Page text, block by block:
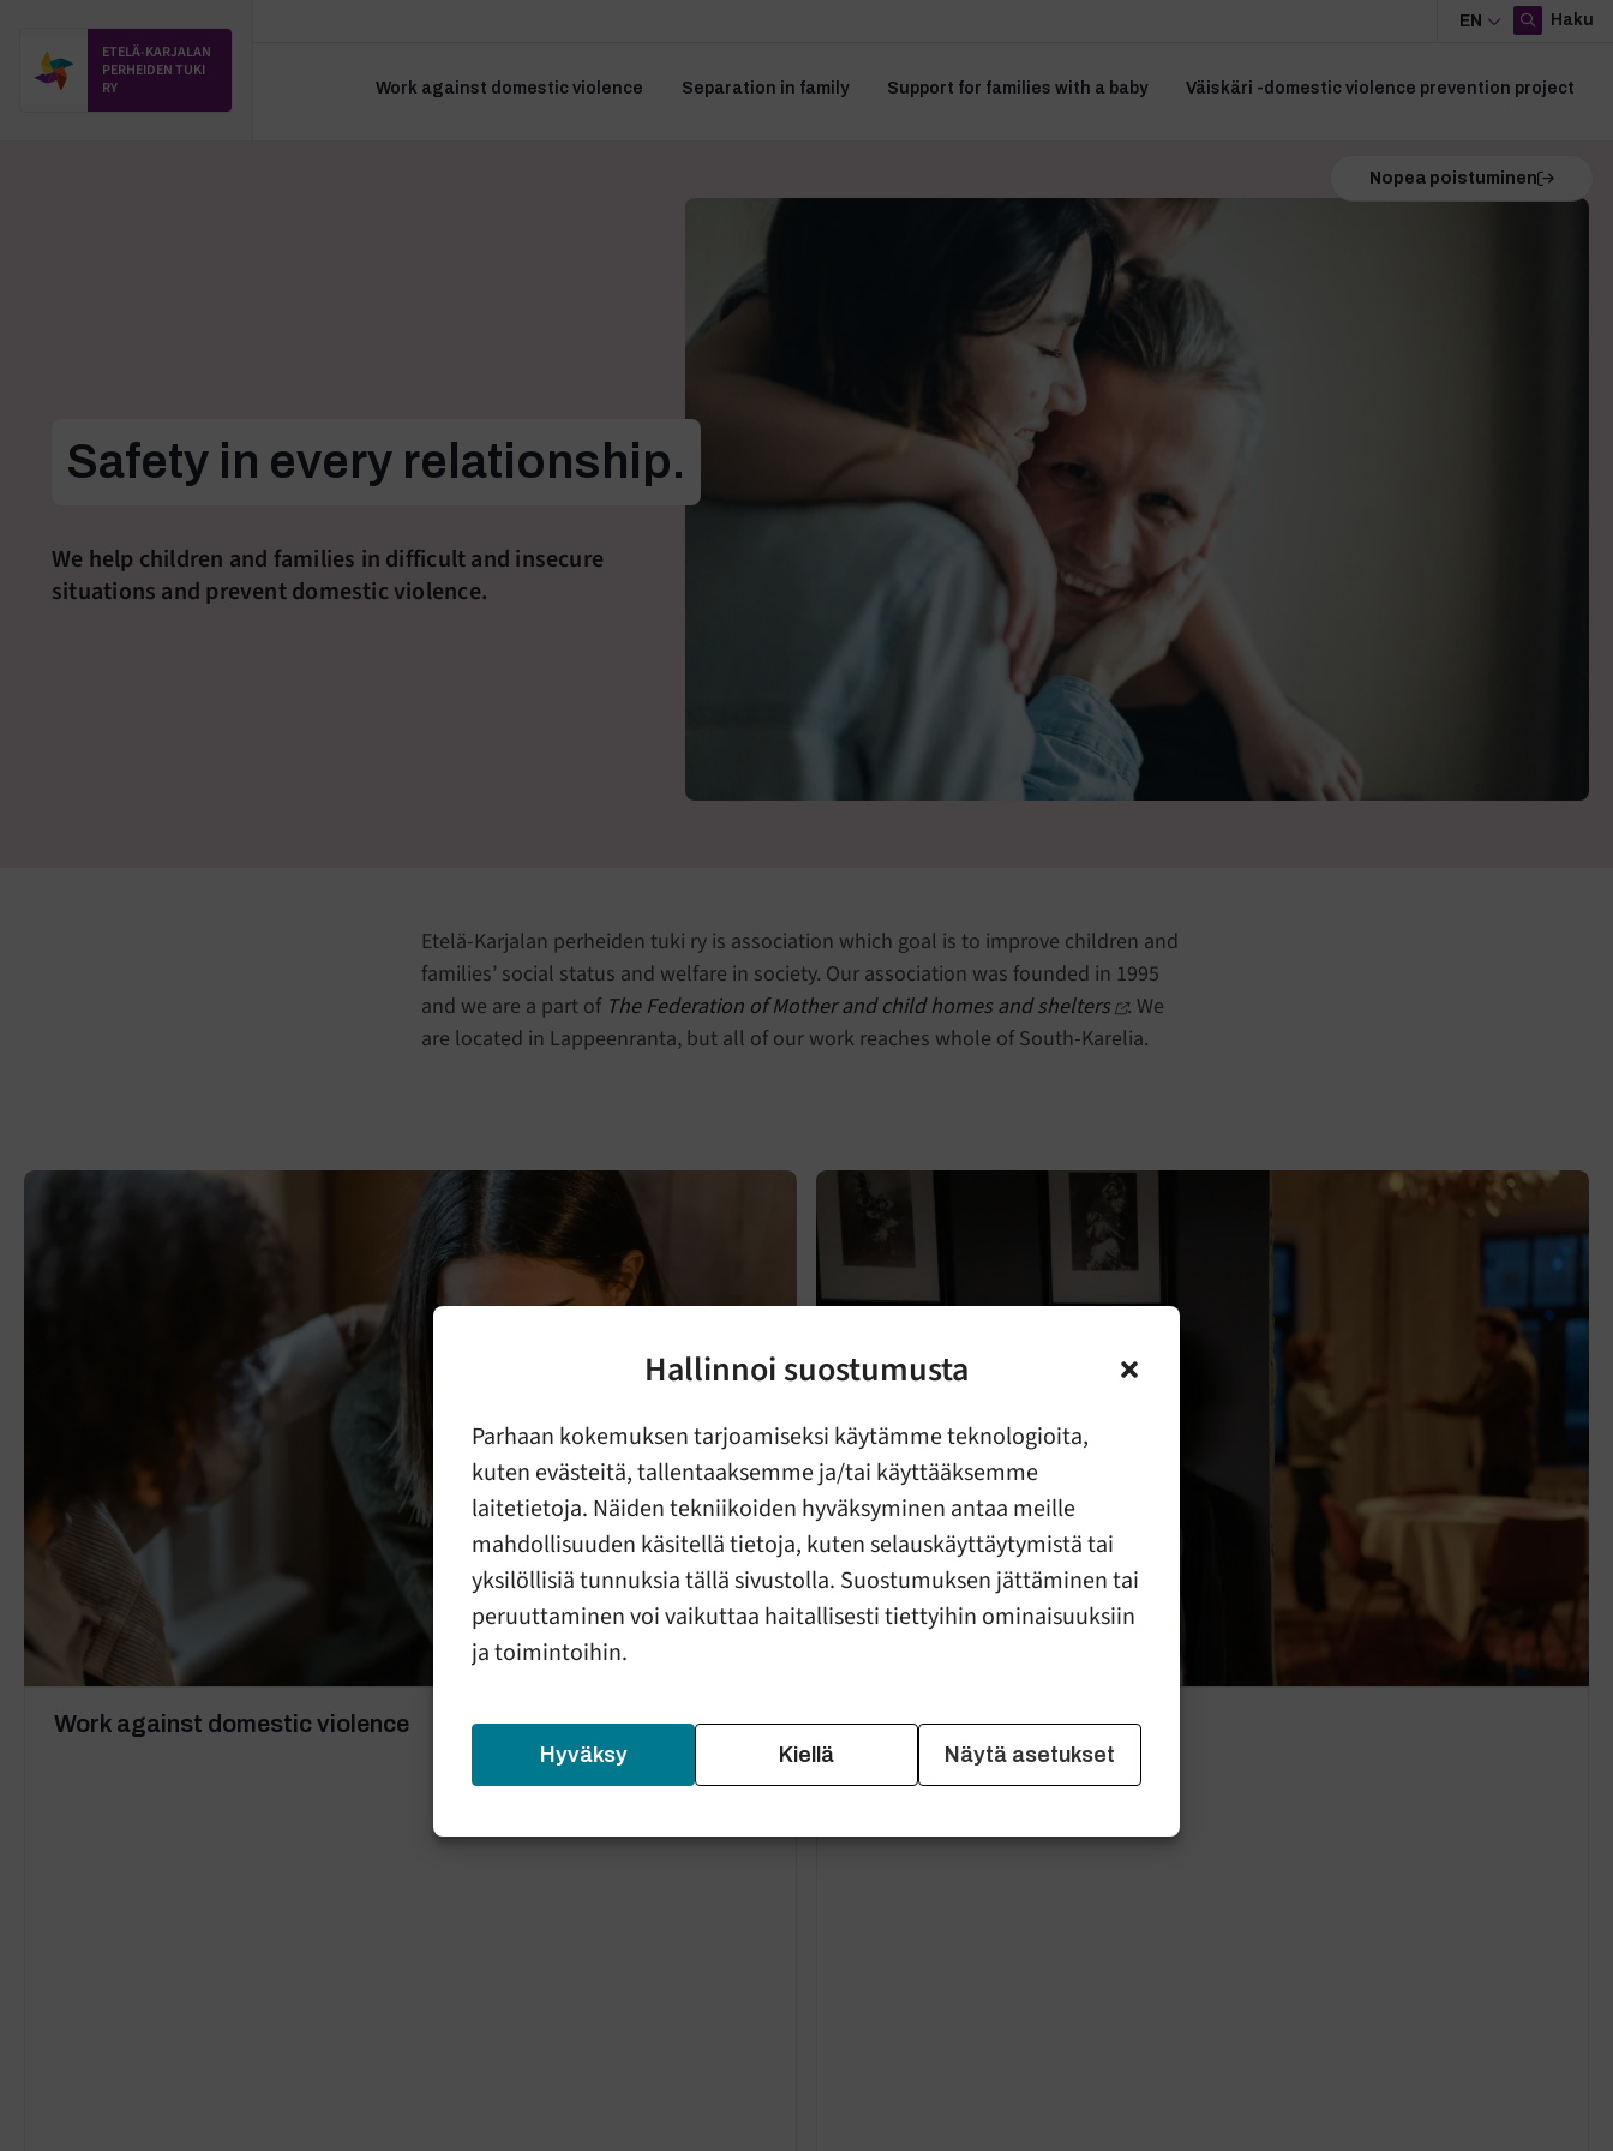
Hallinnoi suostumusta
Parhaan kokemuksen tarjoamiseksi käytämme teknologioita,
kuten evästeitä, tallentaaksemme ja/tai käyttääksemme
laitetietoja. Näiden tekniikoiden hyväksyminen antaa meille
mahdollisuuden käsitellä tietoja, kuten selauskäyttäytymistä tai
yksilöllisiä tunnuksia tällä sivustolla. Suostumuksen jättäminen tai
peruuttaminen voi vaikuttaa haitallisesti tiettyihin ominaisuuksiin
ja toimintoihin.
Hyväksy Kiellä Näytä asetukset
ETELÄ-KARJALAN
PERHEIDEN TUKI
RY
Work against domestic violence Separation in family Support for families with a baby Väiskäri -domestic violence prevention project
EN Haku
Nopea poistuminen
Safety in every relationship.
We help children and families in difficult and insecure
situations and prevent domestic violence.
Etelä-Karjalan perheiden tuki ry is association which goal is to improve children and
families’ social status and welfare in society. Our association was founded in 1995
and we are a part of The Federation of Mother and child homes and shelters . We
are located in Lappeenranta, but all of our work reaches whole of South-Karelia.
Work against domestic violence Separation in family